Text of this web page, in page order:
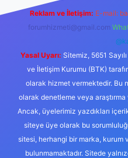
Reklam ve İletişim: E-mail:
forumhizmeti@gmail.com
Yasal Uyarı: Sitemiz, 5651
ve İletişim Kurumu (BTK)
olarak hizmet vermektedir. Bu
olarak denetleme veya
Ancak, üyelerimiz yazdıkları
siteye üye olarak bu
sitesi, herhangi bir marka, kurum
bulunmamaktadır. Sitede